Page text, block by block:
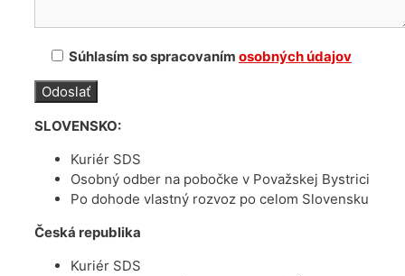
Súhlasím so spracovaním osobných údajov
SLOVENSKO:
Kuriér SDS
Osobný odber na pobočke v Považskej Bystrici
Po dohode vlastný rozvoz po celom Slovensku
Česká republika
Kuriér SDS